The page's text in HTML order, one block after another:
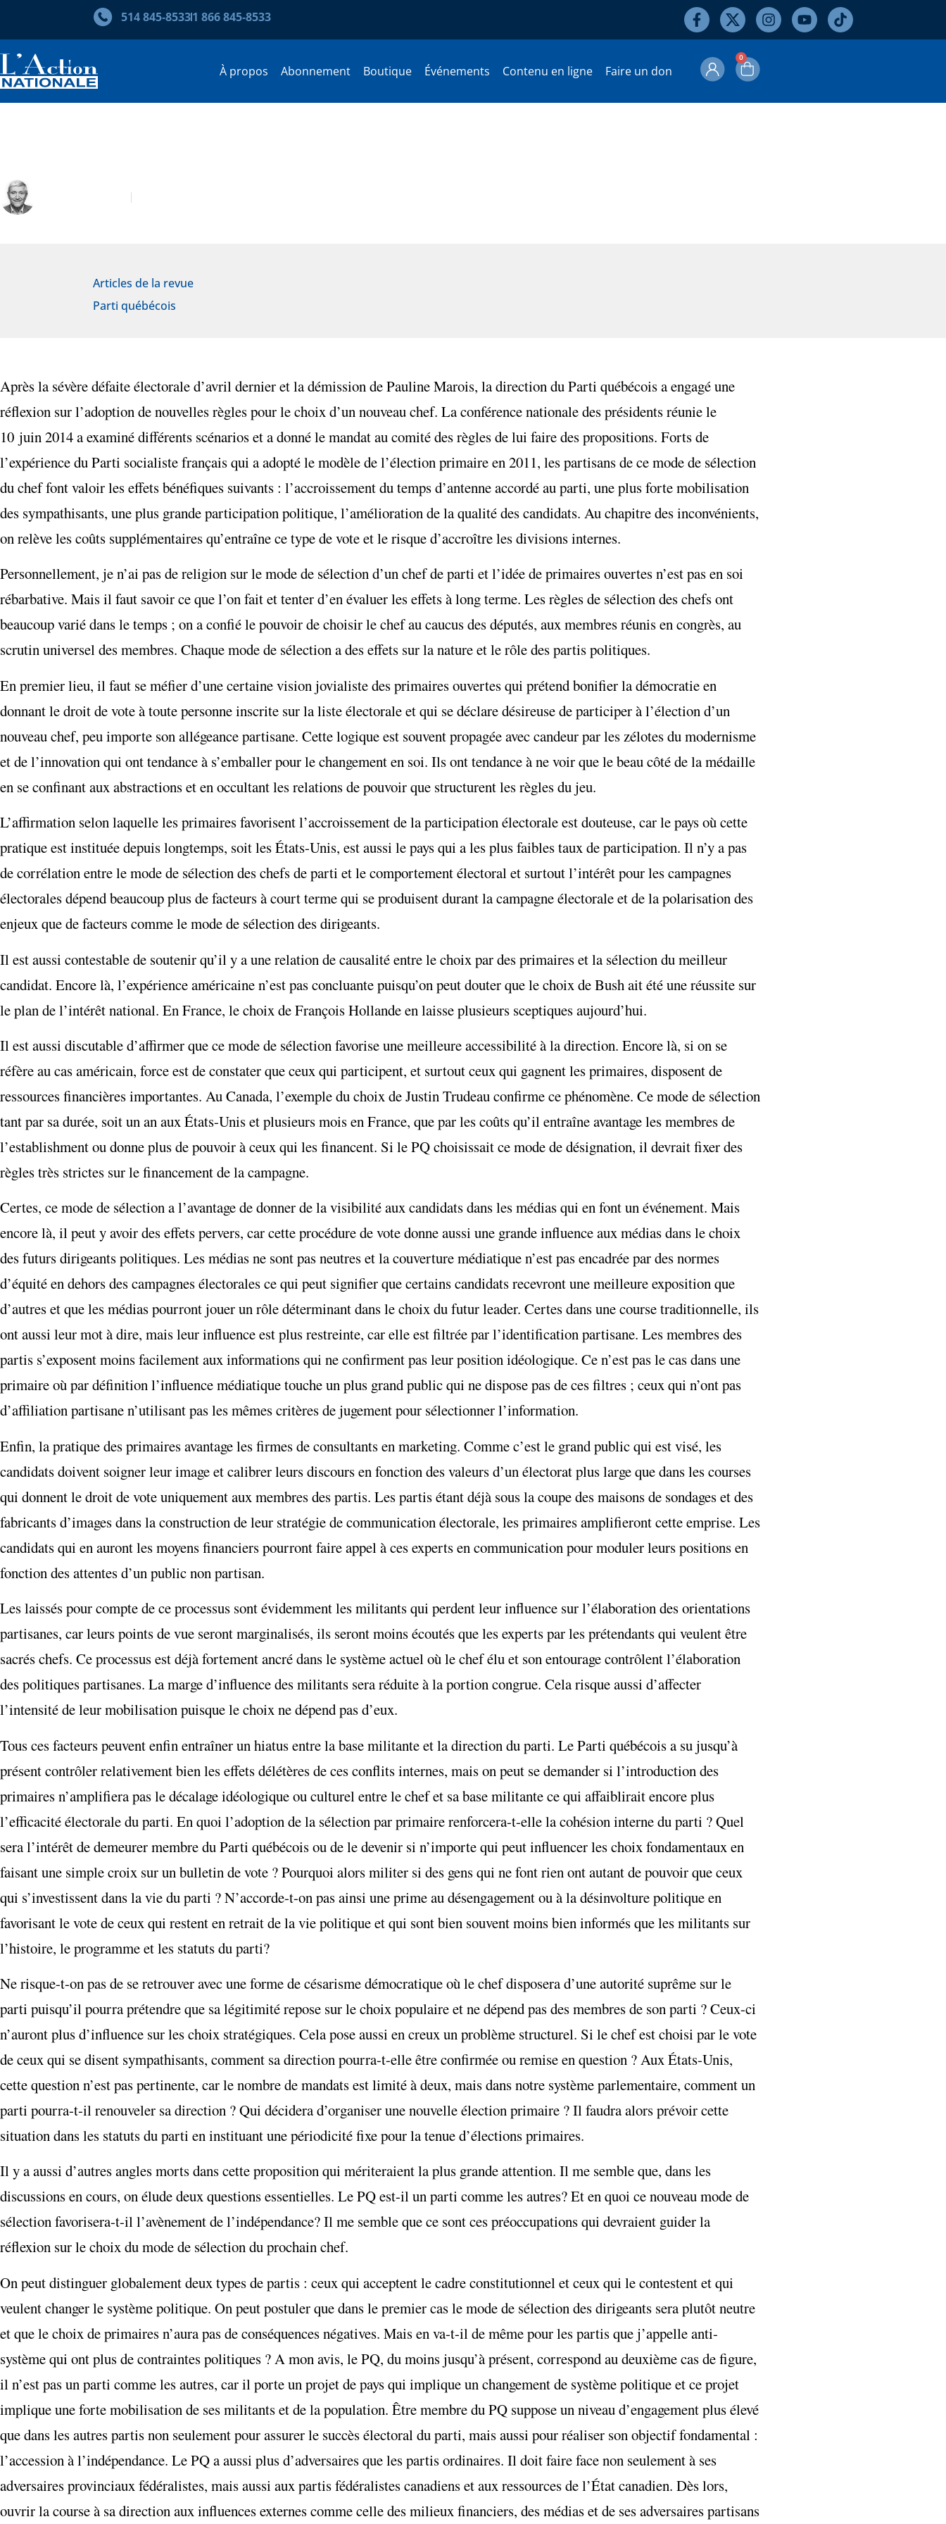
514 845‑85331 866 845‑8533
À propos Abonnement Boutique Événements Contenu en ligne Faire un don
0
Articles de la revue
Parti québécois
Après la sévère défaite électorale d’avril dernier et la démission de Pauline Marois, la direction du Parti québécois a engagé une
réflexion sur l’adoption de nouvelles règles pour le choix d’un nouveau chef. La conférence nationale des présidents réunie le
10 juin 2014 a examiné différents scénarios et a donné le mandat au comité des règles de lui faire des propositions. Forts de
l’expérience du Parti socialiste français qui a adopté le modèle de l’élection primaire en 2011, les partisans de ce mode de sélection
du chef font valoir les effets bénéfiques suivants : l’accroissement du temps d’antenne accordé au parti, une plus forte mobilisation
des sympathisants, une plus grande participation politique, l’amélioration de la qualité des candidats. Au chapitre des inconvénients,
on relève les coûts supplémentaires qu’entraîne ce type de vote et le risque d’accroître les divisions internes.
Personnellement, je n’ai pas de religion sur le mode de sélection d’un chef de parti et l’idée de primaires ouvertes n’est pas en soi
rébarbative. Mais il faut savoir ce que l’on fait et tenter d’en évaluer les effets à long terme. Les règles de sélection des chefs ont
beaucoup varié dans le temps ; on a confié le pouvoir de choisir le chef au caucus des députés, aux membres réunis en congrès, au
scrutin universel des membres. Chaque mode de sélection a des effets sur la nature et le rôle des partis politiques.
En premier lieu, il faut se méfier d’une certaine vision jovialiste des primaires ouvertes qui prétend bonifier la démocratie en
donnant le droit de vote à toute personne inscrite sur la liste électorale et qui se déclare désireuse de participer à l’élection d’un
nouveau chef, peu importe son allégeance partisane. Cette logique est souvent propagée avec candeur par les zélotes du modernisme
et de l’innovation qui ont tendance à s’emballer pour le changement en soi. Ils ont tendance à ne voir que le beau côté de la médaille
en se confinant aux abstractions et en occultant les relations de pouvoir que structurent les règles du jeu.
L’affirmation selon laquelle les primaires favorisent l’accroissement de la participation électorale est douteuse, car le pays où cette
pratique est instituée depuis longtemps, soit les États-Unis, est aussi le pays qui a les plus faibles taux de participation. Il n’y a pas
de corrélation entre le mode de sélection des chefs de parti et le comportement électoral et surtout l’intérêt pour les campagnes
électorales dépend beaucoup plus de facteurs à court terme qui se produisent durant la campagne électorale et de la polarisation des
enjeux que de facteurs comme le mode de sélection des dirigeants.
Il est aussi contestable de soutenir qu’il y a une relation de causalité entre le choix par des primaires et la sélection du meilleur
candidat. Encore là, l’expérience américaine n’est pas concluante puisqu’on peut douter que le choix de Bush ait été une réussite sur
le plan de l’intérêt national. En France, le choix de François Hollande en laisse plusieurs sceptiques aujourd’hui.
Il est aussi discutable d’affirmer que ce mode de sélection favorise une meilleure accessibilité à la direction. Encore là, si on se
réfère au cas américain, force est de constater que ceux qui participent, et surtout ceux qui gagnent les primaires, disposent de
ressources financières importantes. Au Canada, l’exemple du choix de Justin Trudeau confirme ce phénomène. Ce mode de sélection
tant par sa durée, soit un an aux États-Unis et plusieurs mois en France, que par les coûts qu’il entraîne avantage les membres de
l’establishment ou donne plus de pouvoir à ceux qui les financent. Si le PQ choisissait ce mode de désignation, il devrait fixer des
règles très strictes sur le financement de la campagne.
Certes, ce mode de sélection a l’avantage de donner de la visibilité aux candidats dans les médias qui en font un événement. Mais
encore là, il peut y avoir des effets pervers, car cette procédure de vote donne aussi une grande influence aux médias dans le choix
des futurs dirigeants politiques. Les médias ne sont pas neutres et la couverture médiatique n’est pas encadrée par des normes
d’équité en dehors des campagnes électorales ce qui peut signifier que certains candidats recevront une meilleure exposition que
d’autres et que les médias pourront jouer un rôle déterminant dans le choix du futur leader. Certes dans une course traditionnelle, ils
ont aussi leur mot à dire, mais leur influence est plus restreinte, car elle est filtrée par l’identification partisane. Les membres des
partis s’exposent moins facilement aux informations qui ne confirment pas leur position idéologique. Ce n’est pas le cas dans une
primaire où par définition l’influence médiatique touche un plus grand public qui ne dispose pas de ces filtres ; ceux qui n’ont pas
d’affiliation partisane n’utilisant pas les mêmes critères de jugement pour sélectionner l’information.
Enfin, la pratique des primaires avantage les firmes de consultants en marketing. Comme c’est le grand public qui est visé, les
candidats doivent soigner leur image et calibrer leurs discours en fonction des valeurs d’un électorat plus large que dans les courses
qui donnent le droit de vote uniquement aux membres des partis. Les partis étant déjà sous la coupe des maisons de sondages et des
fabricants d’images dans la construction de leur stratégie de communication électorale, les primaires amplifieront cette emprise. Les
candidats qui en auront les moyens financiers pourront faire appel à ces experts en communication pour moduler leurs positions en
fonction des attentes d’un public non partisan.
Les laissés pour compte de ce processus sont évidemment les militants qui perdent leur influence sur l’élaboration des orientations
partisanes, car leurs points de vue seront marginalisés, ils seront moins écoutés que les experts par les prétendants qui veulent être
sacrés chefs. Ce processus est déjà fortement ancré dans le système actuel où le chef élu et son entourage contrôlent l’élaboration
des politiques partisanes. La marge d’influence des militants sera réduite à la portion congrue. Cela risque aussi d’affecter
l’intensité de leur mobilisation puisque le choix ne dépend pas d’eux.
Tous ces facteurs peuvent enfin entraîner un hiatus entre la base militante et la direction du parti. Le Parti québécois a su jusqu’à
présent contrôler relativement bien les effets délétères de ces conflits internes, mais on peut se demander si l’introduction des
primaires n’amplifiera pas le décalage idéologique ou culturel entre le chef et sa base militante ce qui affaiblirait encore plus
l’efficacité électorale du parti. En quoi l’adoption de la sélection par primaire renforcera-t-elle la cohésion interne du parti ? Quel
sera l’intérêt de demeurer membre du Parti québécois ou de le devenir si n’importe qui peut influencer les choix fondamentaux en
faisant une simple croix sur un bulletin de vote ? Pourquoi alors militer si des gens qui ne font rien ont autant de pouvoir que ceux
qui s’investissent dans la vie du parti ? N’accorde-t-on pas ainsi une prime au désengagement ou à la désinvolture politique en
favorisant le vote de ceux qui restent en retrait de la vie politique et qui sont bien souvent moins bien informés que les militants sur
l’histoire, le programme et les statuts du parti?
Ne risque-t-on pas de se retrouver avec une forme de césarisme démocratique où le chef disposera d’une autorité suprême sur le
parti puisqu’il pourra prétendre que sa légitimité repose sur le choix populaire et ne dépend pas des membres de son parti ? Ceux-ci
n’auront plus d’influence sur les choix stratégiques. Cela pose aussi en creux un problème structurel. Si le chef est choisi par le vote
de ceux qui se disent sympathisants, comment sa direction pourra-t-elle être confirmée ou remise en question ? Aux États-Unis,
cette question n’est pas pertinente, car le nombre de mandats est limité à deux, mais dans notre système parlementaire, comment un
parti pourra-t-il renouveler sa direction ? Qui décidera d’organiser une nouvelle élection primaire ? Il faudra alors prévoir cette
situation dans les statuts du parti en instituant une périodicité fixe pour la tenue d’élections primaires.
Il y a aussi d’autres angles morts dans cette proposition qui mériteraient la plus grande attention. Il me semble que, dans les
discussions en cours, on élude deux questions essentielles. Le PQ est-il un parti comme les autres? Et en quoi ce nouveau mode de
sélection favorisera-t-il l’avènement de l’indépendance? Il me semble que ce sont ces préoccupations qui devraient guider la
réflexion sur le choix du mode de sélection du prochain chef.
On peut distinguer globalement deux types de partis : ceux qui acceptent le cadre constitutionnel et ceux qui le contestent et qui
veulent changer le système politique. On peut postuler que dans le premier cas le mode de sélection des dirigeants sera plutôt neutre
et que le choix de primaires n’aura pas de conséquences négatives. Mais en va-t-il de même pour les partis que j’appelle anti-
système qui ont plus de contraintes politiques ? A mon avis, le PQ, du moins jusqu’à présent, correspond au deuxième cas de figure,
il n’est pas un parti comme les autres, car il porte un projet de pays qui implique un changement de système politique et ce projet
implique une forte mobilisation de ses militants et de la population. Être membre du PQ suppose un niveau d’engagement plus élevé
que dans les autres partis non seulement pour assurer le succès électoral du parti, mais aussi pour réaliser son objectif fondamental :
l’accession à l’indépendance. Le PQ a aussi plus d’adversaires que les partis ordinaires. Il doit faire face non seulement à ses
adversaires provinciaux fédéralistes, mais aussi aux partis fédéralistes canadiens et aux ressources de l’État canadien. Dès lors,
ouvrir la course à sa direction aux influences externes comme celle des milieux financiers, des médias et de ses adversaires partisans